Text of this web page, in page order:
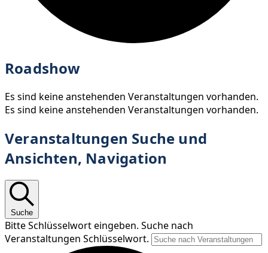
Roadshow
Es sind keine anstehenden Veranstaltungen vorhanden.
Es sind keine anstehenden Veranstaltungen vorhanden.
Veranstaltungen Suche und
Ansichten, Navigation
Suche
Bitte Schlüsselwort eingeben. Suche nach
Veranstaltungen Schlüsselwort.